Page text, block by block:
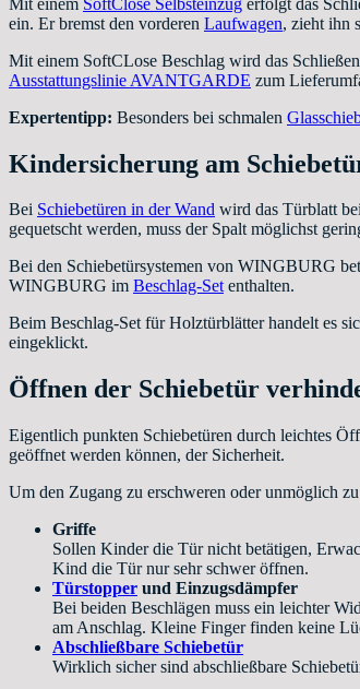
ein. Er bremst den vorderen Laufwagen, zieht ihn
Mit einem SoftCLose Beschlag wird das
Ausstattungslinie AVANTGARDE zum
Expertentipp: Besonders bei schmalen
Kindersicherung am
Bei Schiebetüren in der Wand wird das Türblatt
gequetscht werden, muss der Spalt möglichst
Bei den Schiebetürsystemen von WINGBURG
WINGBURG im Beschlag-Setenthalten.
Beim Beschlag-Set für Holztürblätter handelt es
eingeklickt.
Öffnen der Schiebetür
Eigentlich punkten Schiebetüren durch leichtes
geöffnet werden können, der Sicherheit.
Um den Zugang zu erschweren oder unmöglich
Griffe
Sollen Kinder die Tür nicht betätigen,
Kind die Tür nur sehr schwer öffnen.
Türstopper und Einzugsdämpfer
Bei beiden Beschlägen muss ein leichter
am Anschlag. Kleine Finger finden keine
Abschließbare Schiebetür
Wirklich sicher sind abschließbare